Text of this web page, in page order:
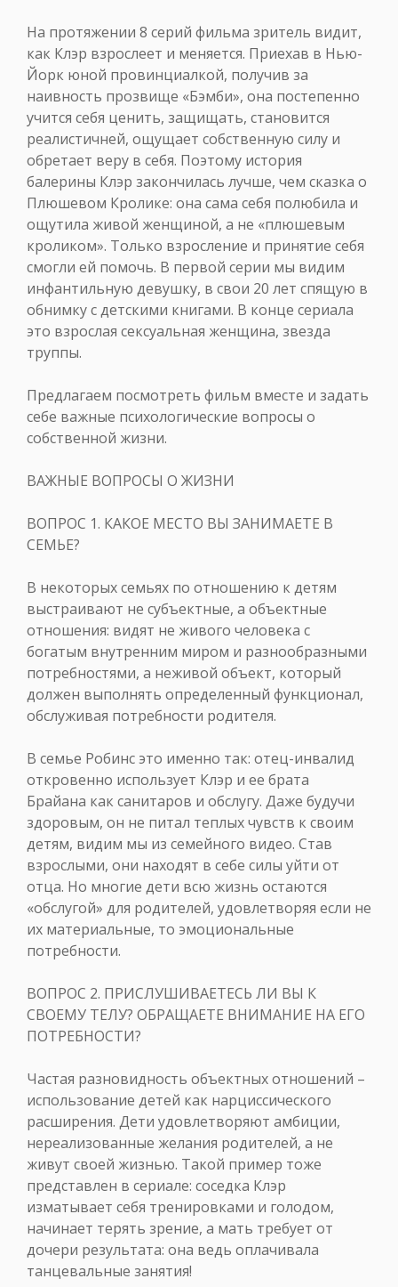
На протяжении 8 серий фильма зритель видит,
как Клэр взрослеет и меняется. Приехав в Нью-
Йорк юной провинциалкой, получив за
наивность прозвище «Бэмби», она постепенно
учится себя ценить, защищать, становится
реалистичней, ощущает собственную силу и
обретает веру в себя. Поэтому история
балерины Клэр закончилась лучше, чем сказка о
Плюшевом Кролике: она сама себя полюбила и
ощутила живой женщиной, а не «плюшевым
кроликом». Только взросление и принятие себя
смогли ей помочь. В первой серии мы видим
инфантильную девушку, в свои 20 лет спящую в
обнимку с детскими книгами. В конце сериала
это взрослая сексуальная женщина, звезда
труппы.
Предлагаем посмотреть фильм вместе и задать
себе важные психологические вопросы о
собственной жизни.
ВАЖНЫЕ ВОПРОСЫ О ЖИЗНИ
ВОПРОС 1. КАКОЕ МЕСТО ВЫ ЗАНИМАЕТЕ В
СЕМЬЕ?
В некоторых семьях по отношению к детям
выстраивают не субъектные, а объектные
отношения: видят не живого человека с
богатым внутренним миром и разнообразными
потребностями, а неживой объект, который
должен выполнять определенный функционал,
обслуживая потребности родителя.
В семье Робинс это именно так: отец-инвалид
откровенно использует Клэр и ее брата
Брайана как санитаров и обслугу. Даже будучи
здоровым, он не питал теплых чувств к своим
детям, видим мы из семейного видео. Став
взрослыми, они находят в себе силы уйти от
отца. Но многие дети всю жизнь остаются
«обслугой» для родителей, удовлетворяя если не
их материальные, то эмоциональные
потребности.
ВОПРОС 2. ПРИСЛУШИВАЕТЕСЬ ЛИ ВЫ К
СВОЕМУ ТЕЛУ? ОБРАЩАЕТЕ ВНИМАНИЕ НА ЕГО
ПОТРЕБНОСТИ?
Частая разновидность объектных отношений –
использование детей как нарциссического
расширения. Дети удовлетворяют амбиции,
нереализованные желания родителей, а не
живут своей жизнью. Такой пример тоже
представлен в сериале: соседка Клэр
изматывает себя тренировками и голодом,
начинает терять зрение, а мать требует от
дочери результата: она ведь оплачивала
танцевальные занятия!